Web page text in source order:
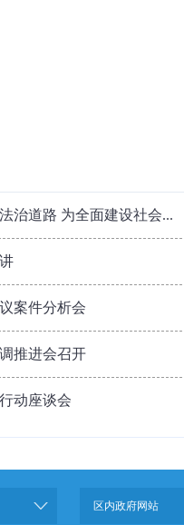
治道路 为全面建设社会...
案件分析会
推进会召开
动座谈会
区内政府网站